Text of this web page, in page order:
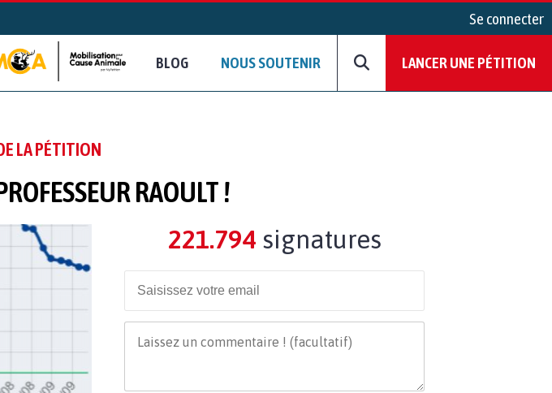
Se connecter
BLOG NOUS SOUTENIR LANCER UNE PÉTITION
LA PÉTITION
RAOULT !
221.794signatures